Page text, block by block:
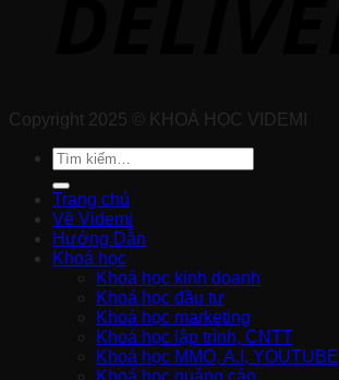
Copyright 2025 © KHOÁ HỌC VIDEMI
Tìm
kiếm:
Trang chủ
Về Videmi
Hướng Dẫn
Khoá học
Khoá học kinh doanh
Khoá học đầu tư
Khoá học marketing
Khoá học lập trình, CNTT
Khoá học MMO, A.I, YOUTUBE
Khoá học quảng cáo